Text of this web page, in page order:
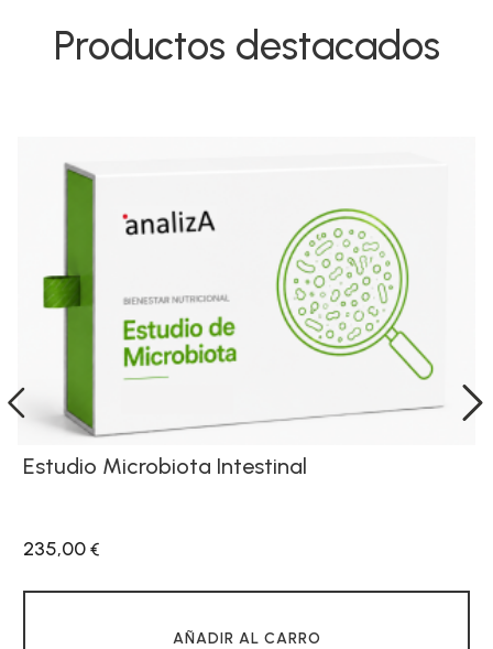
Productos destacados
Estudio Microbiota Intestinal
235,00 €
AÑADIR AL CARRO